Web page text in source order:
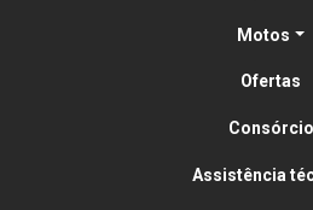
Motos
Ofertas
Consórcio
Assistência